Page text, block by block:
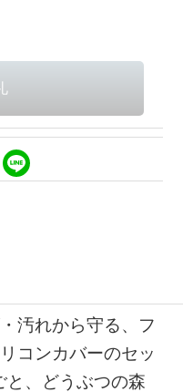
汚れから守る、フ
コンカバーのセッ
、どうぶつの森